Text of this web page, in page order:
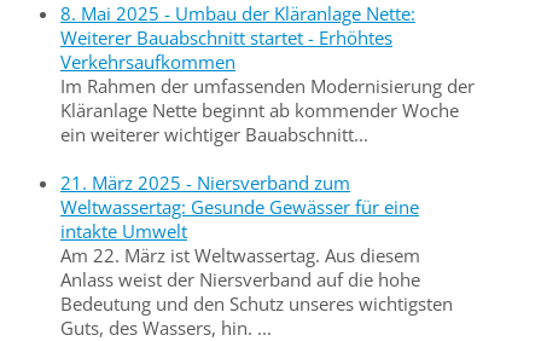
8. Mai 2025 - Umbau der Kläranlage Nette:
Weiterer Bauabschnitt startet - Erhöhtes
Verkehrsaufkommen
Im Rahmen der umfassenden Modernisierung der
Kläranlage Nette beginnt ab kommender Woche
ein weiterer wichtiger Bauabschnitt...
21. März 2025 - Niersverband zum
Weltwassertag: Gesunde Gewässer für eine
intakte Umwelt
Am 22. März ist Weltwassertag. Aus diesem
Anlass weist der Niersverband auf die hohe
Bedeutung und den Schutz unseres wichtigsten
Guts, des Wassers, hin. ...